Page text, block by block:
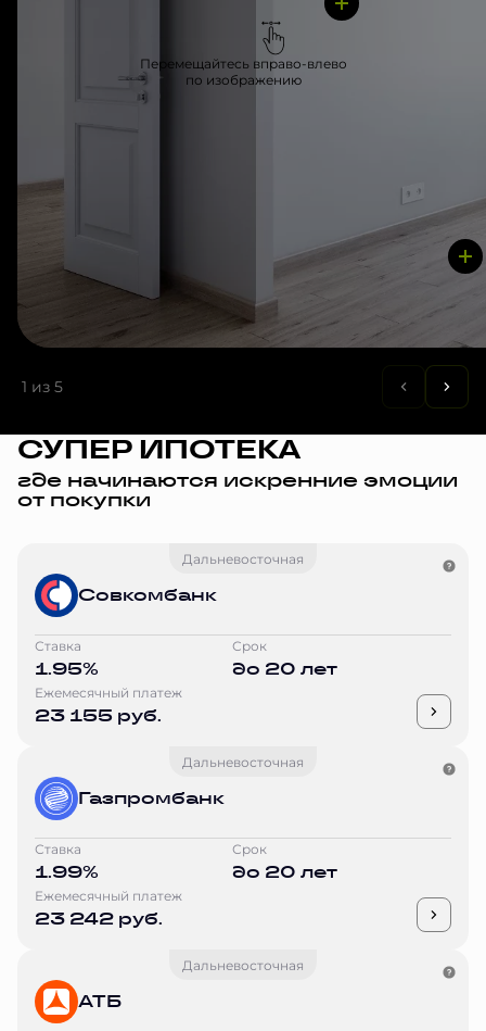
Перемещайтесь вправо-влево
по изображению
1 из 5
СУПЕР ИПОТЕКА
где начинаются искренние эмоции
от покупки
Дальневосточная
Совкомбанк
Ставка
1.95%
Срок
до 20 лет
Ежемесячный платеж
23 155 руб.
Дальневосточная
Газпромбанк
Ставка
1.99%
Срок
до 20 лет
Ежемесячный платеж
23 242 руб.
Дальневосточная
АТБ